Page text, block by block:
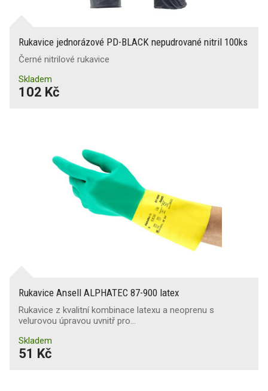
Rukavice jednorázové PD-BLACK nepudrované nitril 100ks
Černé nitrilové rukavice
Skladem
102 Kč
Rukavice Ansell ALPHATEC 87-900 latex
Rukavice z kvalitní kombinace latexu a neoprenu s
velurovou úpravou uvnitř pro…
Skladem
51 Kč